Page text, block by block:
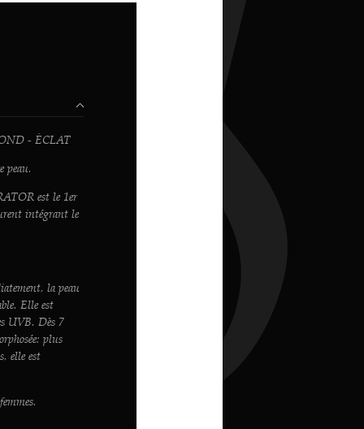
- ÉCLAT
peau.
est le 1er
intégrant le
la peau
Elle est
UVB. Dès 7
plus
elle est